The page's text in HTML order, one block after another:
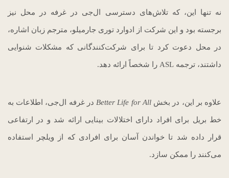
نه تنها این، که تلاش‌های دسترسی ال‌جی در غرفه در محل نیز
برجسته بود و این شرکت از ادوارد توری جارمیلو، مترجم زبان اشاره،
در محل دعوت کرد تا برای شرکت‌کنندگانی که مشکلات شنوایی
داشتند، ترجمه ASL را شخصاً ارائه دهد.
علاوه بر این، در بخش Better Life for All در غرفه ال‌جی، اطلاعات به
خط بریل برای افراد دارای اختلالات بینایی ارائه شد و در ارتفاعی
قرار داده شد تا خواندن آسان برای افرادی که از ویلچر استفاده
می‌کنند را ممکن سازد.